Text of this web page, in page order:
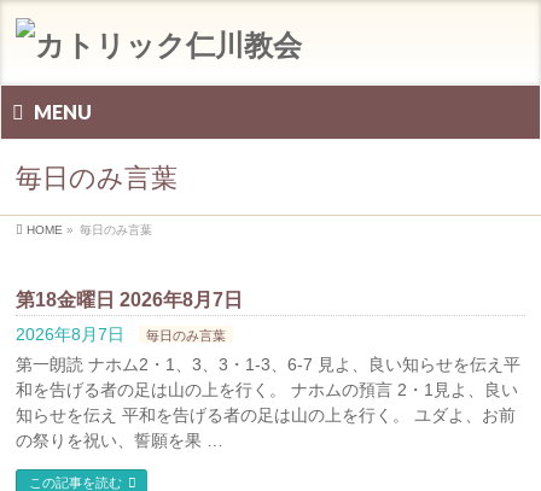
MENU
毎日のみ言葉
HOME » 毎日のみ言葉
第18金曜日 2026年8月7日
2026年8月7日 毎日のみ言葉
第一朗読 ナホム2・1、3、3・1-3、6-7 見よ、良い知らせを伝え平
和を告げる者の足は山の上を行く。 ナホムの預言 2・1見よ、良い
知らせを伝え 平和を告げる者の足は山の上を行く。 ユダよ、お前
の祭りを祝い、誓願を果 …
この記事を読む